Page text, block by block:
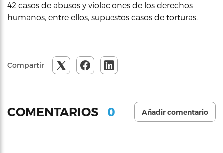
42 casos de abusos y violaciones de los derechos
humanos, entre ellos, supuestos casos de torturas.
Compartir
COMENTARIOS 0 Añadir comentario